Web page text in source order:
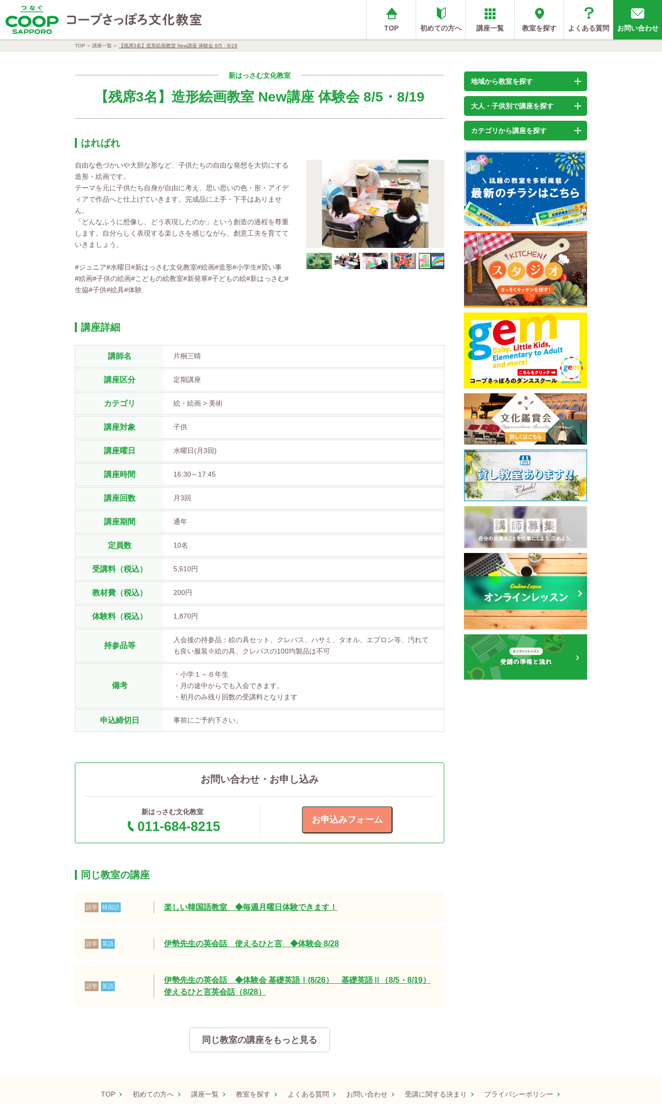
TOP 初めての方へ 講座一覧 教室を探す よくある質問 お問い合わせ
TOP 講座一覧 【残席3名】造形絵画教室 New講座 体験会 8/5・8/19
新はっさむ文化教室
【残席3名】造形絵画教室 New講座 体験会 8/5・8/19
はればれ
自由な色づかいや大胆な形など、子供たちの自由な発想を大切にする
造形・絵画です。
テーマを元に子供たち自身が自由に考え、思い思いの色・形・アイデ
ィアで作品へと仕上げていきます。完成品に上手・下手はありませ
ん。
「どんなふうに想像し、どう表現したのか」という創造の過程を尊重
します。自分らしく表現する楽しさを感じながら、創意工夫を育てて
いきましょう。
#ジュニア#水曜日#新はっさむ文化教室#絵画#造形#小学生#習い事
#絵画#子供の絵画#こどもの絵教室#新発寒#子どもの絵#新はっさむ#
生協#子供#絵具#体験
講座詳細
講師名 片桐三晴
講座区分 定期講座
カテゴリ 絵・絵画 > 美術
講座対象 子供
講座曜日 水曜日(月3回)
講座時間 16:30～17:45
講座回数 月3回
講座期間 通年
定員数 10名
受講料（税込） 5,610円
教材費（税込） 200円
体験料（税込） 1,870円
持参品等
入会後の持参品：絵の具セット、クレパス、ハサミ、タオル、エプロン等、汚れて
も良い服装※絵の具、クレパスの100均製品は不可
備考
・小学１～６年生
・月の途中からでも入会できます。
・初月のみ残り回数の受講料となります
申込締切日 事前にご予約下さい。
お問い合わせ・お申し込み
新はっさむ文化教室
011-684-8215
同じ教室の講座
語学 韓国語 楽しい韓国語教室 ◆毎週月曜日体験できます！
語学 英語 伊勢先生の英会話 使えるひと言 ◆体験会 8/28
語学 英語
伊勢先生の英会話 ◆体験会 基礎英語Ⅰ(8/26） 基礎英語Ⅱ（8/5・8/19）
使えるひと言英会話（8/28）
同じ教室の講座をもっと見る
地域から教室を探す
大人・子供別で講座を探す
カテゴリから講座を探す
TOP 初めての方へ 講座一覧 教室を探す よくある質問 お問い合わせ 受講に関する決まり プライバシーポリシー